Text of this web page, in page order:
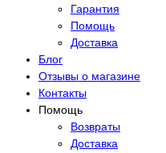
Гарантия
Помощь
Доставка
Блог
Отзывы о магазине
Контакты
Помощь
Возвраты
Доставка